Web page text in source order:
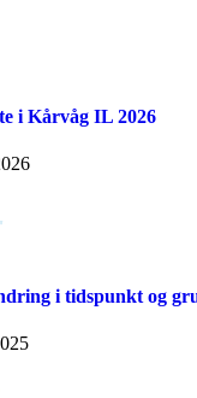
i Kårvåg IL 2026
i tidspunkt og